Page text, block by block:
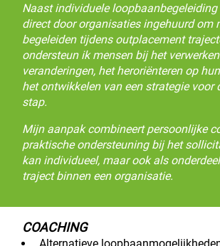
Naast individuele
direct door organisaties ingehuurd om
begeleiden tijdens outplacement
ondersteun ik mensen bij het
veranderingen, het heroriënteren op
het ontwikkelen van een strategie voor
stap.
Mijn aanpak combineert persoonlijke
praktische ondersteuning bij het
kan individueel, maar ook als
traject binnen een organisatie.
COACHING